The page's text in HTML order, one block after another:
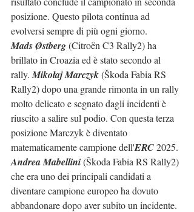
posizione. Questo pilota continua ad
evolversi sempre di più ogni giorno.
Mads Østberg (Citroën C3 Rally2) ha
brillato in Croazia ed è stato secondo al
rally. Mikołaj Marczyk (Škoda Fabia RS
Rally2) dopo una grande rimonta in un rally
molto delicato e segnato dagli incidenti è
riuscito a salire sul podio. Con questa terza
posizione Marczyk è diventato
matematicamente campione dell'ERC 2025.
Andrea Mabellini (Škoda Fabia RS Rally2)
che era uno dei principali candidati a
diventare campione europeo ha dovuto
abbandonare dopo aver subito un incidente.